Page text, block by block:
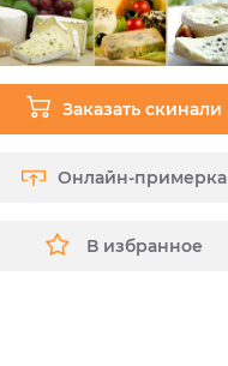
Заказать скинали
Онлайн-примерка
В избранное